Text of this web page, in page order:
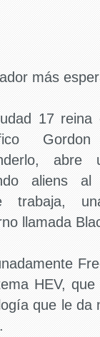
más
17
abre
aliens al
trabaja,
llamada
HEV,
que le da